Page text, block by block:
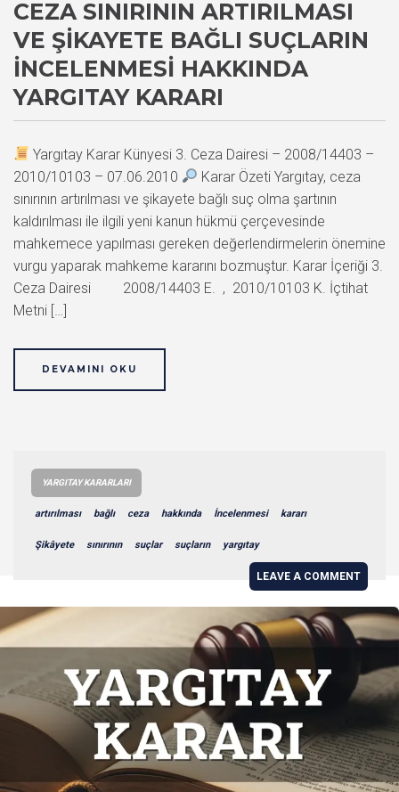
CEZA SINIRININ ARTIRILMASI
VE ŞIKAYETE BAĞLI SUÇLARIN
İNCELENMESI HAKKINDA
YARGITAY KARARI
Yargıtay Karar Künyesi 3. Ceza Dairesi – 2008/14403 –
2010/10103 – 07.06.2010
Karar Özeti Yargıtay, ceza
sınırının artırılması ve şikayete bağlı suç olma şartının
kaldırılması ile ilgili yeni kanun hükmü çerçevesinde
mahkemece yapılması gereken değerlendirmelerin önemine
vurgu yaparak mahkeme kararını bozmuştur. Karar İçeriği 3.
Ceza Dairesi 2008/14403 E. , 2010/10103 K. İçtihat
Metni […]
DEVAMINI OKU
YARGITAY KARARLARI
artırılması bağlı ceza hakkında İncelenmesi kararı
Şikâyete sınırının suçlar suçların yargıtay
LEAVE A COMMENT